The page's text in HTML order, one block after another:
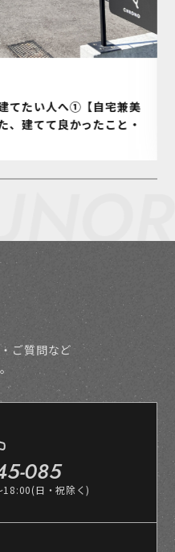
てたい人へ①【自宅兼美
、建てて良かったこと・
ご質問など
085
日・祝除く)